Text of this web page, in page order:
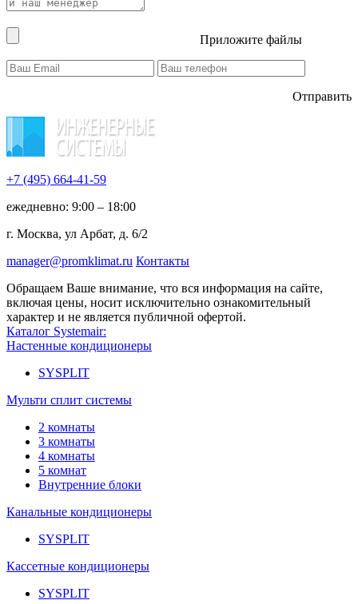
Приложите файлы
Отправить
+7 (495) 664-41-59
ежедневно: 9:00 – 18:00
г. Москва, ул Арбат, д. 6/2
manager@promklimat.ru Контакты
Обращаем Ваше внимание, что вся информация на сайте,
включая цены, носит исключительно ознакомительный
характер и не является публичной офертой.
Каталог Systemair:
Настенные кондиционеры
SYSPLIT
Мульти сплит системы
2 комнаты
3 комнаты
4 комнаты
5 комнат
Внутренние блоки
Канальные кондиционеры
SYSPLIT
Кассетные кондиционеры
SYSPLIT